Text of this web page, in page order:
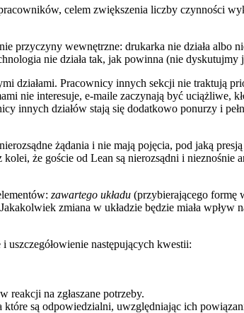
celem zwiększenia liczby czynności
przyczyny wewnętrzne: drukarka nie działa albo
nie działa tak, jak powinna (nie dyskutujmy
działami. Pracownicy innych sekcji nie traktują
nie interesuje, e-maile zaczynają być uciążliwe,
innych działów stają się dodatkowo ponurzy i
żądania i nie mają pojęcia, pod jaką
że goście od Lean są nierozsądni i nieznośnie
zawartego układu (przybierającego formę
zmiana w układzie będzie miała wpływ
uszczegółowienie następujących kwestii:
na zgłaszane potrzeby.
są odpowiedzialni, uwzględniając ich